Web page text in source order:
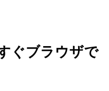
ぐブラウザで